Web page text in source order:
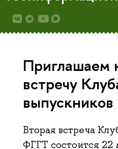
Приглашаем
встречу
Вторая встреча
ФГГТ состоится 22